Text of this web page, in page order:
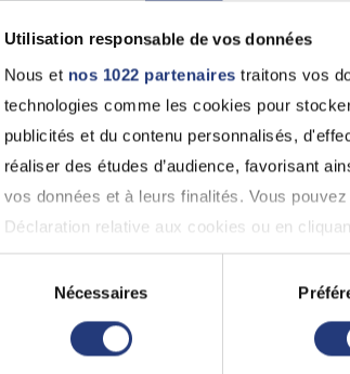
Utilisation responsable de vos données
Nous et nos 1022 partenaires traitons vos
technologies comme les cookies pour
publicités et du contenu personnalisés,
réaliser des études d’audience, favorisant
vos données et à leurs finalités. Vous
Déclaration relative aux cookies ou en
Si vous le permettez, nous aimerions
Collecter des informations sur votre
Identifier votre appareil en l'analysant
Nécessaires
79 -
Brioux-
05 49 07
un médecin pour
de conduire qui n'est pas lié à